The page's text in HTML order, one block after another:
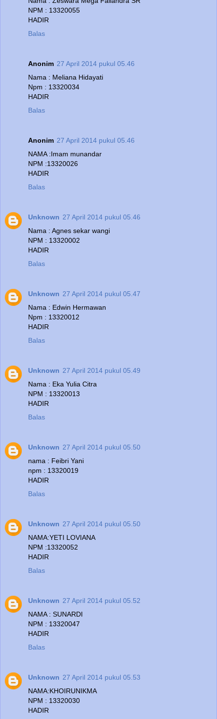
NPM : 13320055
HADIR
Balas
Anonim 27 April 2014 pukul 05.46
Nama : Meliana Hidayati
Npm : 13320034
HADIR
Balas
Anonim 27 April 2014 pukul 05.46
NAMA :Imam munandar
NPM :13320026
HADIR
Balas
Unknown 27 April 2014 pukul 05.46
Nama : Agnes sekar wangi
NPM : 13320002
HADIR
Balas
Unknown 27 April 2014 pukul 05.47
Nama : Edwin Hermawan
Npm : 13320012
HADIR
Balas
Unknown 27 April 2014 pukul 05.49
Nama : Eka Yulia Citra
NPM : 13320013
HADIR
Balas
Unknown 27 April 2014 pukul 05.50
nama : Feibri Yani
npm : 13320019
HADIR
Balas
Unknown 27 April 2014 pukul 05.50
NAMA:YETI LOVIANA
NPM :13320052
HADIR
Balas
Unknown 27 April 2014 pukul 05.52
NAMA : SUNARDI
NPM : 13320047
HADIR
Balas
Unknown 27 April 2014 pukul 05.53
NAMA:KHOIRUNIKMA
NPM : 13320030
HADIR